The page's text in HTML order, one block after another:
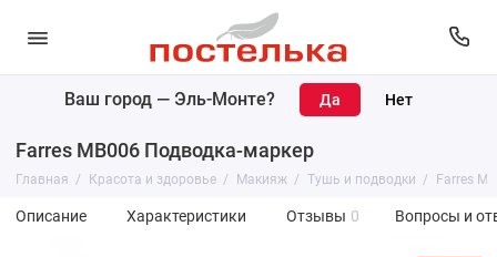
Ваш город — Эль-Монте?
Farres MB006 Подводка-маркер
Главная Красота и здоровье Макияж Тушь и подводки Farres
Описание Характеристики Отзывы 0 Вопросы и